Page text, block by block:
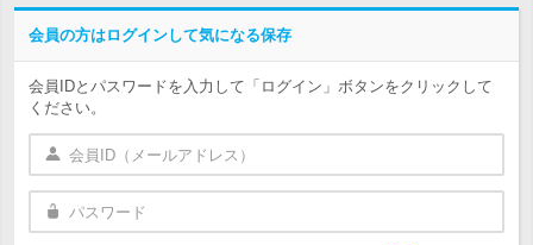
会員の方はログインして気になる保存
会員IDとパスワードを入力して「ログイン」ボタンをクリックして
ください。